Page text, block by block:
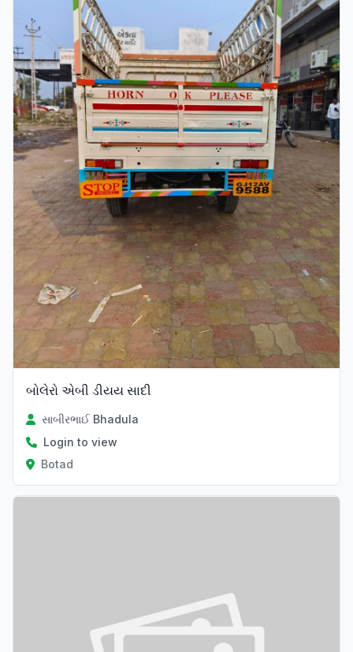
બોલેરો એબી ડીયય સાદી
સાબીરભાઈ Bhadula
Login to view
Botad